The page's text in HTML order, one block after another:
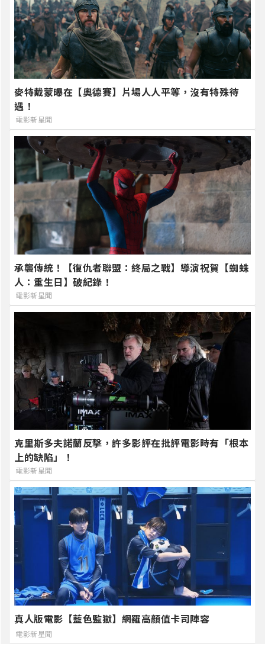
麥特戴蒙曝在【奧德賽】片場人人平等，沒有特殊待
遇！
電影新星聞
承襲傳統！【復仇者聯盟：終局之戰】導演祝賀【蜘蛛
人：重生日】破紀錄！
電影新星聞
克里斯多夫諾蘭反擊，許多影評在批評電影時有「根本
上的缺陷」！
電影新星聞
真人版電影【藍色監獄】網羅高顏值卡司陣容
電影新星聞